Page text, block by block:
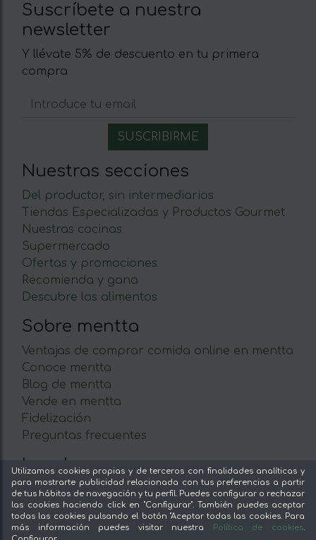
Suscríbete a nuestra
newsletter
Y llévate 5% de descuento en tu primera
compra
Nuestras secciones
Del productor, sin intermediarios
Tiendas Especializadas y Productos Gourmet
Nuestras cocinas
Supermercado
Ofertas y promociones
Recomienda y gana
Descubre los alimentos
Sobre mentta
Ventajas de comprar comida online en mentta
Conoce mentta
Blog de mentta
Vende en mentta
Fidelización
Preguntas frecuentes
Legal
Aviso legal
Términos y condiciones
Pago seguro
Utilizamos cookies propias y de terceros con finalidades analíticas y
para mostrarte publicidad relacionada con tus preferencias a partir
de tus hábitos de navegación y tu perfil. Puedes configurar o rechazar
las cookies haciendo click en "Configurar". También puedes aceptar
todas las cookies pulsando el botón "Aceptar todas las cookies. Para
más información puedes visitar nuestra
Política de cookies.